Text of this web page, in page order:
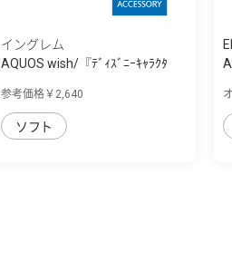
イングレム
AQUOS wish/『ﾃﾞｨｽﾞﾆｰｷｬﾗｸﾀ
参考価格￥2,640
ソフト